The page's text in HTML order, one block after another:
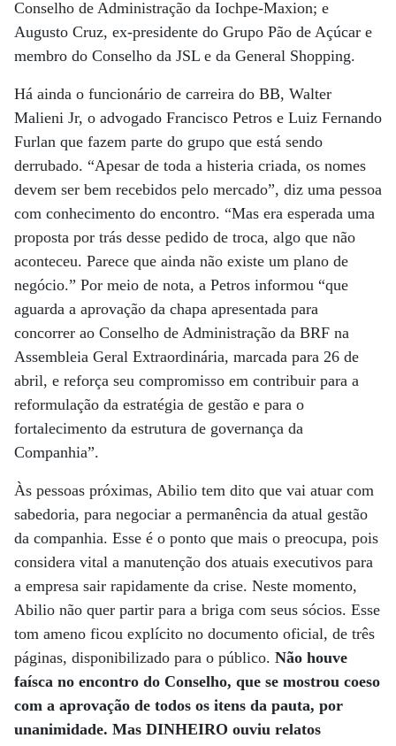
Conselho de Administração da Iochpe-Maxion; e
Augusto Cruz, ex-presidente do Grupo Pão de Açúcar e
membro do Conselho da JSL e da General Shopping.
Há ainda o funcionário de carreira do BB, Walter
Malieni Jr, o advogado Francisco Petros e Luiz Fernando
Furlan que fazem parte do grupo que está sendo
derrubado. “Apesar de toda a histeria criada, os nomes
devem ser bem recebidos pelo mercado”, diz uma pessoa
com conhecimento do encontro. “Mas era esperada uma
proposta por trás desse pedido de troca, algo que não
aconteceu. Parece que ainda não existe um plano de
negócio.” Por meio de nota, a Petros informou “que
aguarda a aprovação da chapa apresentada para
concorrer ao Conselho de Administração da BRF na
Assembleia Geral Extraordinária, marcada para 26 de
abril, e reforça seu compromisso em contribuir para a
reformulação da estratégia de gestão e para o
fortalecimento da estrutura de governança da
Companhia”.
Às pessoas próximas, Abilio tem dito que vai atuar com
sabedoria, para negociar a permanência da atual gestão
da companhia. Esse é o ponto que mais o preocupa, pois
considera vital a manutenção dos atuais executivos para
a empresa sair rapidamente da crise. Neste momento,
Abilio não quer partir para a briga com seus sócios. Esse
tom ameno ficou explícito no documento oficial, de três
páginas, disponibilizado para o público. Não houve
faísca no encontro do Conselho, que se mostrou coeso
com a aprovação de todos os itens da pauta, por
unanimidade. Mas DINHEIRO ouviu relatos